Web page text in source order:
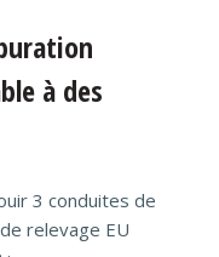
à des
3 conduites de
relevage EU